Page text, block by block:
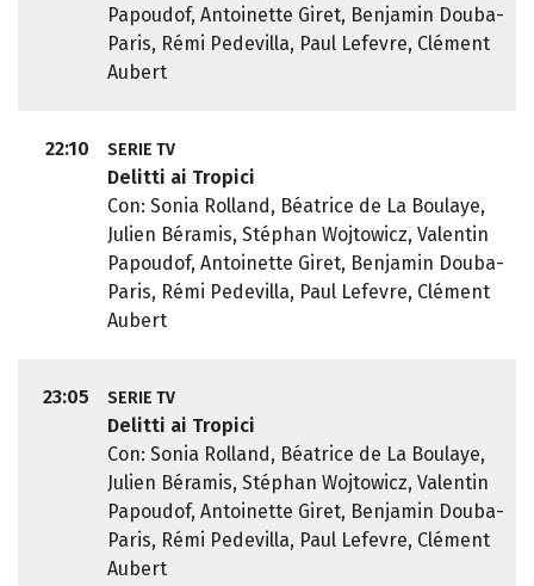
Papoudof, Antoinette Giret, Benjamin Douba-
Paris, Rémi Pedevilla, Paul Lefevre, Clément
Aubert
22:10 SERIE TV
Delitti ai Tropici
Con: Sonia Rolland, Béatrice de La Boulaye,
Julien Béramis, Stéphan Wojtowicz, Valentin
Papoudof, Antoinette Giret, Benjamin Douba-
Paris, Rémi Pedevilla, Paul Lefevre, Clément
Aubert
23:05 SERIE TV
Delitti ai Tropici
Con: Sonia Rolland, Béatrice de La Boulaye,
Julien Béramis, Stéphan Wojtowicz, Valentin
Papoudof, Antoinette Giret, Benjamin Douba-
Paris, Rémi Pedevilla, Paul Lefevre, Clément
Aubert